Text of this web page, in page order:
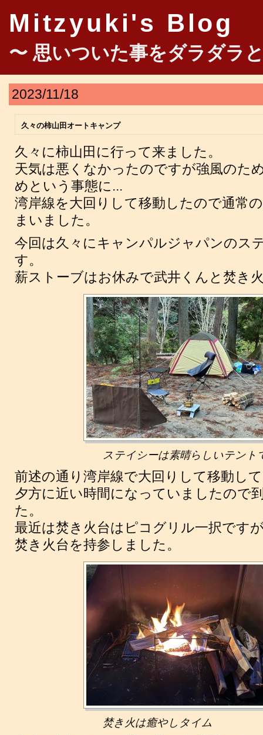
Mitzyuki's Blog
〜 思いついた事をダラダラ
2023/11/18
久々の柿山田オートキャンプ
久々に柿山田に行って来ました。
天気は悪くなかったのですが強風のた
めという事態に...
湾岸線を大回りして移動したので通常
まいました。
今回は久々にキャンパルジャパンのス
す。
薪ストーブはお休みで武井くんと焚き
ステイシーは素晴らしいテント
前述の通り湾岸線で大回りして移動し
夕方に近い時間になっていましたので
た。
最近は焚き火台はピコグリル一択です
焚き火台を持参しました。
焚き火は癒やしタイム